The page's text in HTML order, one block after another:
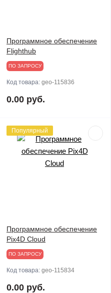
Программное обеспечение
Flighthub
ПО ЗАПРОСУ
Код товара: geo-115836
0.00 руб.
Популярный
Программное обеспечение
Pix4D Cloud
ПО ЗАПРОСУ
Код товара: geo-115834
0.00 руб.